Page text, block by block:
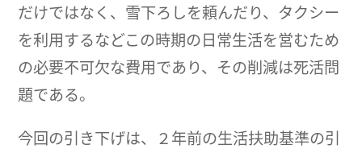
だけではなく、雪下ろしを頼んだり、タクシー
を利用するなどこの時期の日常生活を営むため
の必要不可欠な費用であり、その削減は死活問
題である。
今回の引き下げは、２年前の生活扶助基準の引